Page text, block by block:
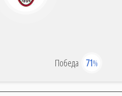
Победа 71%